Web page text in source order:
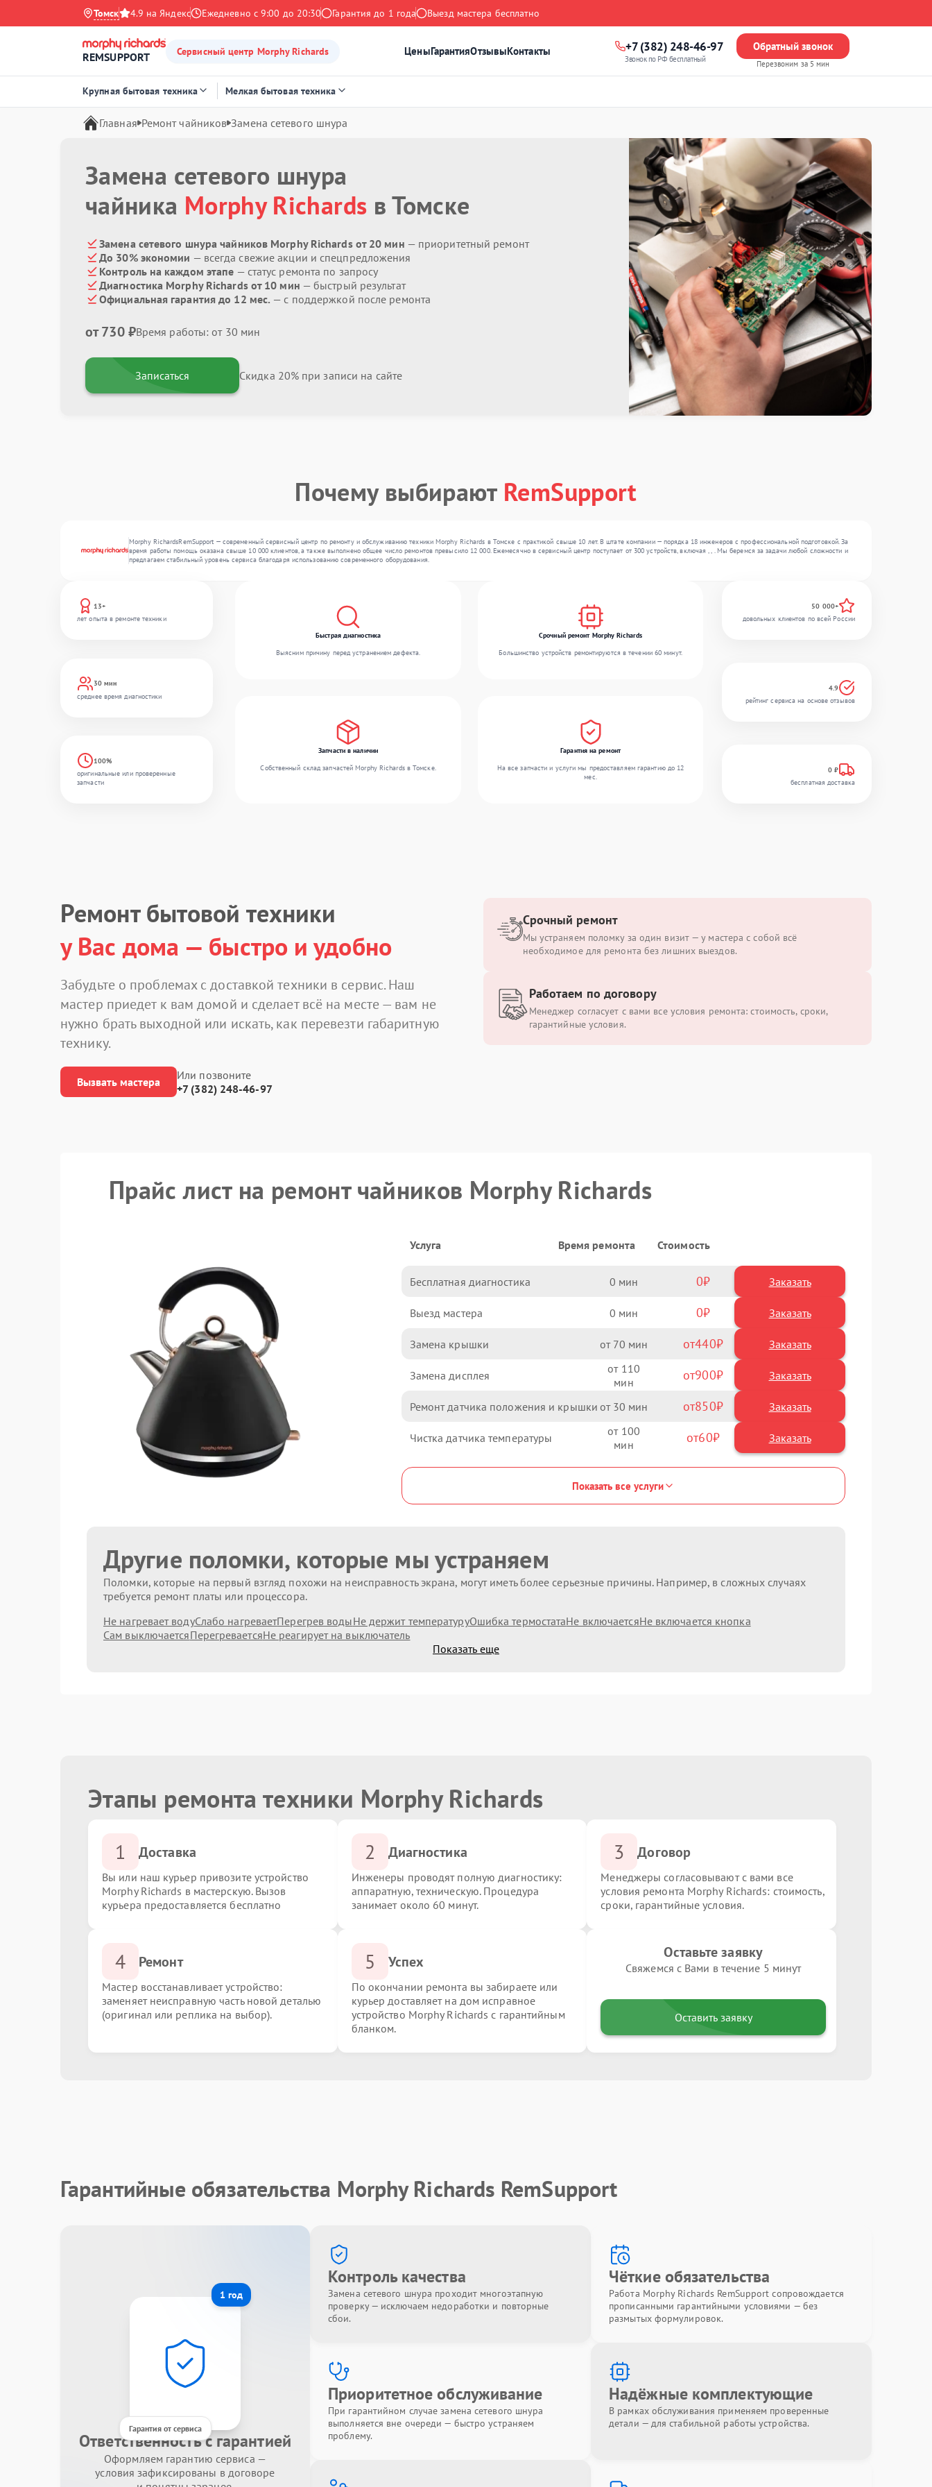
Томск 4.9 на Яндекс Ежедневно с 9:00 до 20:30 Гарантия до 1 года Выезд мастера бесплатно
REMSUPPORT Сервисный центр Morphy Richards ЦеныГарантияОтзывыКонтакты +7 (382) 248-46-97
Звонок по РФ бесплатный
Обратный звонок
Перезвоним за 5 мин
Крупная бытовая техника Мелкая бытовая техника
Главная Ремонт чайников Замена сетевого шнура
Замена сетевого шнура
чайника Morphy Richards в Томске
Замена сетевого шнура чайников Morphy Richards от 20 мин — приоритетный ремонт
До 30% экономии — всегда свежие акции и спецпредложения
Контроль на каждом этапе — статус ремонта по запросу
Диагностика Morphy Richards от 10 мин — быстрый результат
Официальная гарантия до 12 мес. — с поддержкой после ремонта
от 730 ₽Время работы: от 30 мин
Записаться Скидка 20% при записи на сайте
Почему выбирают RemSupport
Morphy RichardsRemSupport — современный сервисный центр по ремонту и обслуживанию техники Morphy Richards в Томске с практикой свыше 10 лет. В штате компании — порядка 18 инженеров с профессиональной подготовкой. За
время работы помощь оказана свыше 10 000 клиентов, а также выполнено общее число ремонтов превысило 12 000. Ежемесячно в сервисный центр поступает от 300 устройств, включая , , . Мы беремся за задачи любой сложности и
предлагаем стабильный уровень сервиса благодаря использованию современного оборудования.
13+
лет опыта в ремонте техники
30 мин
среднее время диагностики
100%
оригинальные или проверенные
запчасти
Быстрая диагностика
Выясним причину перед устранением дефекта.
Срочный ремонт Morphy Richards
Большинство устройств ремонтируются в течении 60 минут.
Запчасти в наличии
Собственный склад запчастей Morphy Richards в Томске.
Гарантия на ремонт
На все запчасти и услуги мы предоставляем гарантию до 12
мес.
50 000+
довольных клиентов по всей России
4.9
рейтинг сервиса на основе отзывов
0 ₽
бесплатная доставка
Ремонт бытовой техники
у Вас дома — быстро и удобно
Забудьте о проблемах с доставкой техники в сервис. Наш
мастер приедет к вам домой и сделает всё на месте — вам не
нужно брать выходной или искать, как перевезти габаритную
технику.
Вызвать мастера
Или позвоните
+7 (382) 248-46-97
Срочный ремонт
Мы устраняем поломку за один визит — у мастера с собой всё
необходимое для ремонта без лишних выездов.
Работаем по договору
Менеджер согласует с вами все условия ремонта: стоимость, сроки,
гарантийные условия.
Прайс лист на ремонт чайников Morphy Richards
Услуга Время ремонта Стоимость
Бесплатная диагностика 0 0 Заказать
Выезд мастера 0 0 Заказать
Замена крышки 70 440
Замена дисплея 110 900
Ремонт датчика положения и крышки 30 850
Чистка датчика температуры 100 60
Показать все услуги
Другие поломки, которые мы устраняем
Поломки, которые на первый взгляд похожи на неисправность экрана, могут иметь более серьезные причины. Например, в сложных случаях
требуется ремонт платы или процессора.
Не нагревает водуСлабо нагреваетПерегрев водыНе держит температуруОшибка термостатаНе включаетсяНе включается кнопка
Сам выключаетсяПерегреваетсяНе реагирует на выключатель
Показать еще
Этапы ремонта техники Morphy Richards
1 Доставка
Вы или наш курьер привозите устройство
Morphy Richards в мастерскую. Вызов
курьера предоставляется бесплатно
2 Диагностика
Инженеры проводят полную диагностику:
аппаратную, техническую. Процедура
занимает около 60 минут.
3 Договор
Менеджеры согласовывают с вами все
условия ремонта Morphy Richards: стоимость,
сроки, гарантийные условия.
4 Ремонт
Мастер восстанавливает устройство:
заменяет неисправную часть новой деталью
(оригинал или реплика на выбор).
5 Успех
По окончании ремонта вы забираете или
курьер доставляет на дом исправное
устройство Morphy Richards с гарантийным
бланком.
Оставьте заявку
Свяжемся с Вами в течение 5 минут
Оставить заявку
Гарантийные обязательства Morphy Richards RemSupport
1 год
Гарантия от сервиса
Ответственность с гарантией
Оформляем гарантию сервиса —
условия зафиксированы в договоре
Контроль качества
Замена сетевого шнура проходит многоэтапную
проверку — исключаем недоработки и повторные
сбои.
Чёткие обязательства
Работа Morphy Richards RemSupport сопровождается
прописанными гарантийными условиями — без
размытых формулировок.
Приоритетное обслуживание
При гарантийном случае замена сетевого шнура
выполняется вне очереди — быстро устраняем
проблему.
Надёжные комплектующие
В рамках обслуживания применяем проверенные
детали — для стабильной работы устройства.